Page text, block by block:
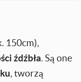
150cm),
źdźbła. Są one
, tworzą